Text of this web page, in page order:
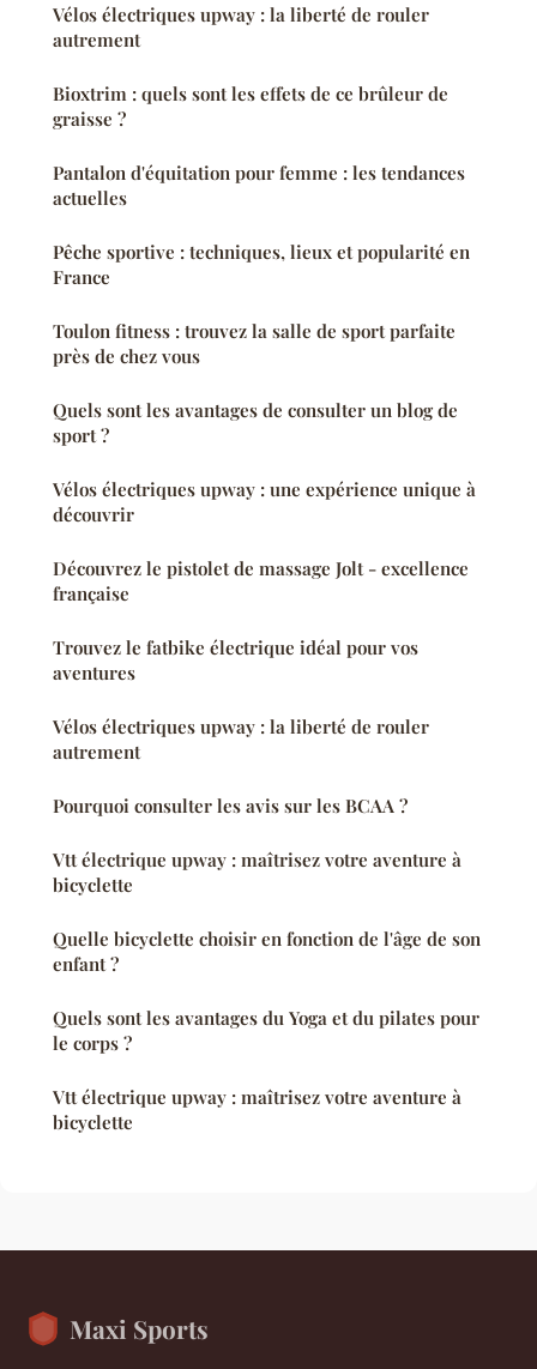
Vélos électriques upway : la liberté de rouler
autrement
Bioxtrim : quels sont les effets de ce brûleur de
graisse ?
Pantalon d'équitation pour femme : les tendances
actuelles
Pêche sportive : techniques, lieux et popularité en
France
Toulon fitness : trouvez la salle de sport parfaite
près de chez vous
Quels sont les avantages de consulter un blog de
sport ?
Vélos électriques upway : une expérience unique à
découvrir
Découvrez le pistolet de massage Jolt - excellence
française
Trouvez le fatbike électrique idéal pour vos
aventures
Vélos électriques upway : la liberté de rouler
autrement
Pourquoi consulter les avis sur les BCAA ?
Vtt électrique upway : maîtrisez votre aventure à
bicyclette
Quelle bicyclette choisir en fonction de l'âge de son
enfant ?
Quels sont les avantages du Yoga et du pilates pour
le corps ?
Vtt électrique upway : maîtrisez votre aventure à
bicyclette
Maxi Sports